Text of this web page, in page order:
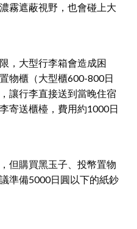
霧遮蔽視野，也會碰上大
，大型行李箱會造成困
物櫃（大型櫃600-800日
讓行李直接送到當晚住宿
寄送櫃檯，費用約1000日
但購買黑玉子、投幣置物
準備5000日圓以下的紙鈔